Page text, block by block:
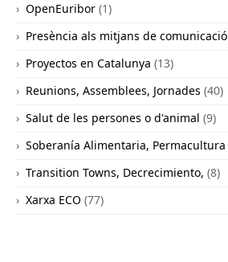
OpenEuribor (1)
Presència als mitjans de comunicació
Proyectos en Catalunya (13)
Reunions, Assemblees, Jornades (40)
Salut de les persones o d'animal (9)
Soberanía Alimentaria, Permacultura
Transition Towns, Decrecimiento, (8)
Xarxa ECO (77)